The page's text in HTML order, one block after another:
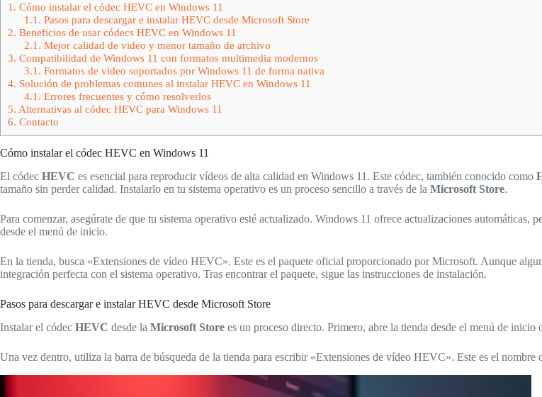
1. Cómo instalar el códec HEVC en Windows 11
1.1. Pasos para descargar e instalar HEVC desde Microsoft Store
2. Beneficios de usar códecs HEVC en Windows 11
2.1. Mejor calidad de video y menor tamaño de archivo
3. Compatibilidad de Windows 11 con formatos multimedia modernos
3.1. Formatos de video soportados por Windows 11 de forma nativa
4. Solución de problemas comunes al instalar HEVC en Windows 11
4.1. Errores frecuentes y cómo resolverlos
5. Alternativas al códec HEVC para Windows 11
6. Contacto
Cómo instalar el códec HEVC en Windows 11
El códec HEVC es esencial para reproducir vídeos de alta calidad en Windows 11. Este códec, también conocido como
tamaño sin perder calidad. Instalarlo en tu sistema operativo es un proceso sencillo a través de la Microsoft Store.
Para comenzar, asegúrate de que tu sistema operativo esté actualizado. Windows 11 ofrece actualizaciones
desde el menú de inicio.
En la tienda, busca «Extensiones de vídeo HEVC». Este es el paquete oficial proporcionado por Microsoft. Aunque
integración perfecta con el sistema operativo. Tras encontrar el paquete, sigue las instrucciones de instalación.
Pasos para descargar e instalar HEVC desde Microsoft Store
Instalar el códec HEVC desde la Microsoft Store es un proceso directo. Primero, abre la tienda desde el menú de inicio
Una vez dentro, utiliza la barra de búsqueda de la tienda para escribir «Extensiones de vídeo HEVC». Este es el